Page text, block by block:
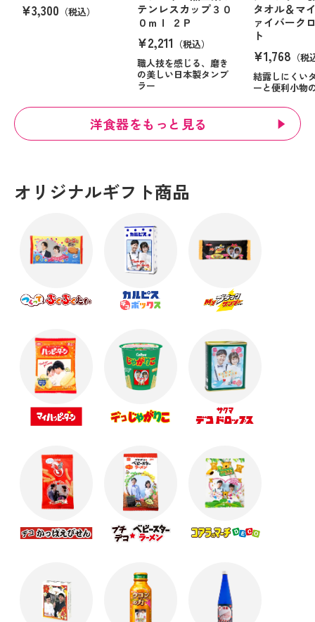
¥3,300 （税込）
テンレスカップ３０
０ｍｌ ２Ｐ
¥2,211 （税込）
職人技を感じる、磨き
の美しい日本製タンブ
ラー
タオル＆マ
ァイバーク
ト
¥1,768 （税
結露しにくい
ーと便利小物
洋食器をもっと見る
オリジナルギフト商品